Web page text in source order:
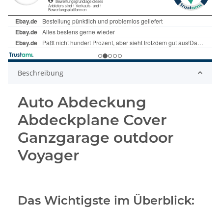
Beschreibung
Auto Abdeckung
Abdeckplane Cover
Ganzgarage outdoor
Voyager
Das Wichtigste im Überblick: